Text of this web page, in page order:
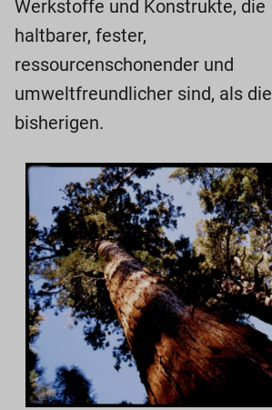
Werkstoffe und Konstrukte, die
haltbarer, fester,
ressourcenschonender und
umweltfreundlicher sind, als die
bisherigen.